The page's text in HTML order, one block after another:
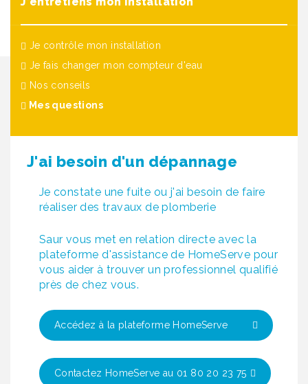
Je contrôle mon installation
Je fais changer mon compteur d'eau
Nos conseils
Mes questions(actuel)
J'ai besoin d'un dépannage
Je constate une fuite ou j'ai besoin de faire
réaliser des travaux de plomberie
Saur vous met en relation directe avec la
plateforme d'assistance de HomeServe pour
vous aider à trouver un professionnel qualifié
près de chez vous.
Accédez à la plateforme HomeServe
Contactez HomeServe au 01 80 20 23 75